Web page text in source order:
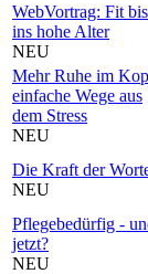
WebVortrag: Fit bis
ins hohe Alter
NEU
Mehr Ruhe im
einfache Wege aus
dem Stress
NEU
Die Kraft der
NEU
Pflegebedürfig -
jetzt?
NEU